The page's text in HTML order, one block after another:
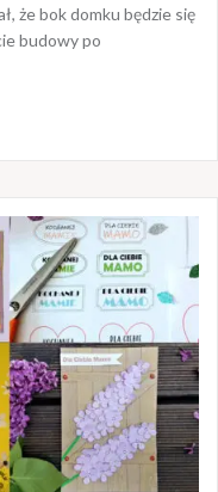
że bok domku będzie się
budowy po